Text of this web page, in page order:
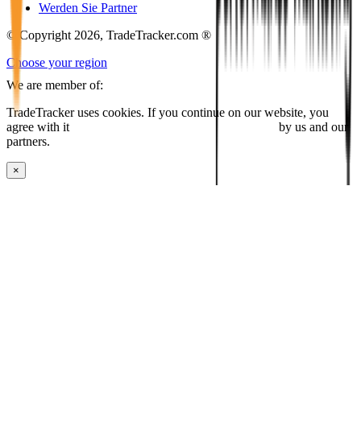
Werden Sie Partner
© Copyright 2026, TradeTracker.com ®
Choose your region
We are member of:
TradeTracker uses cookies. If you continue on our website, you
agree with it
by us and our
partners.
×